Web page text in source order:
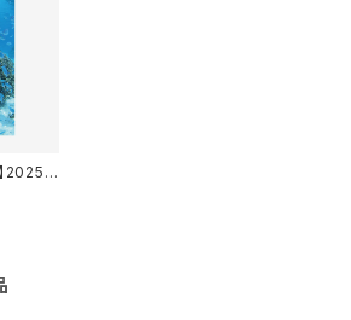
2025
が見
機＊武